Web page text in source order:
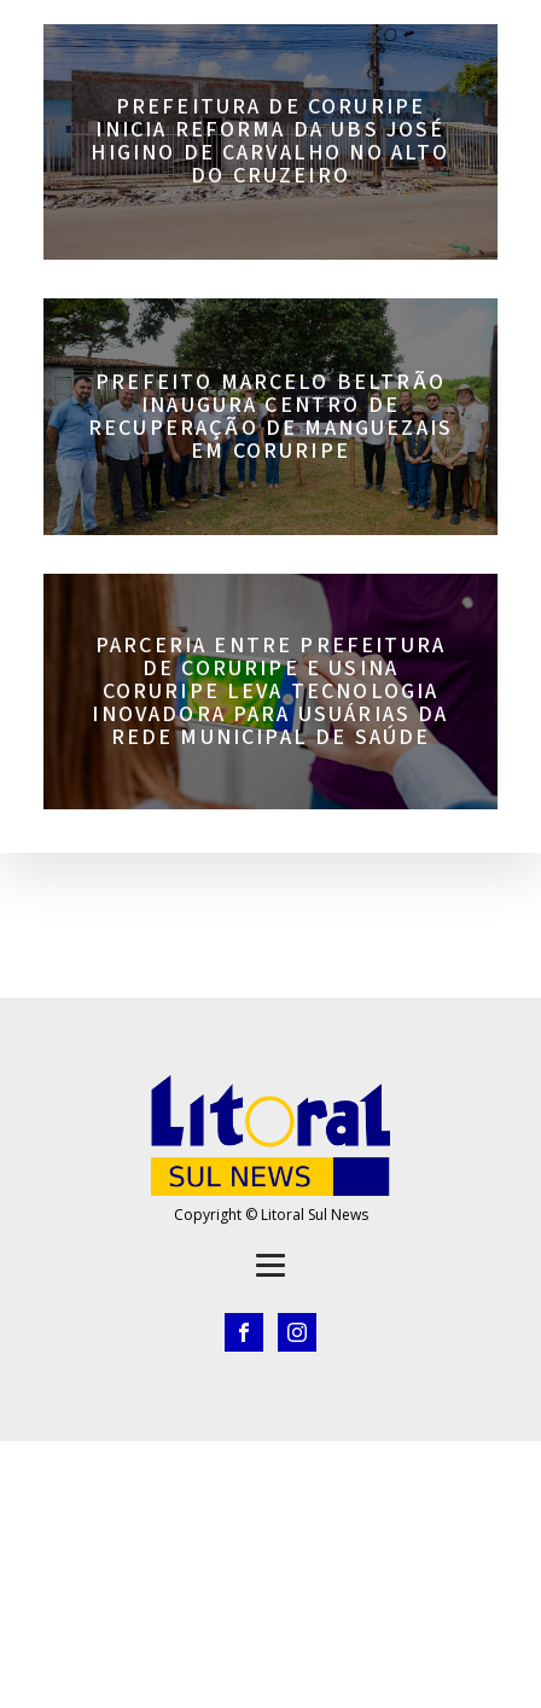
PREFEITURA DE CORURIPE
INICIA REFORMA DA UBS JOSÉ
HIGINO DE CARVALHO NO ALTO
DO CRUZEIRO
PREFEITO MARCELO BELTRÃO
INAUGURA CENTRO DE
RECUPERAÇÃO DE MANGUEZAIS
EM CORURIPE
PARCERIA ENTRE PREFEITURA
DE CORURIPE E USINA
CORURIPE LEVA TECNOLOGIA
INOVADORA PARA USUÁRIAS DA
REDE MUNICIPAL DE SAÚDE
Copyright © Litoral Sul News